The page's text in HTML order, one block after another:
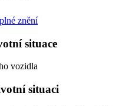
znění
situace
vozidla
situaci